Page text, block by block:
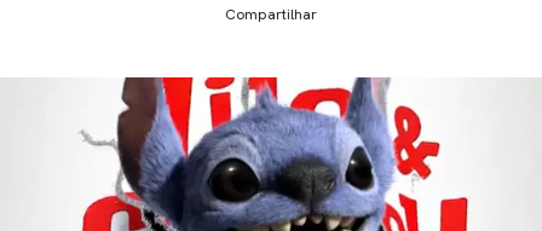
Compartilhar